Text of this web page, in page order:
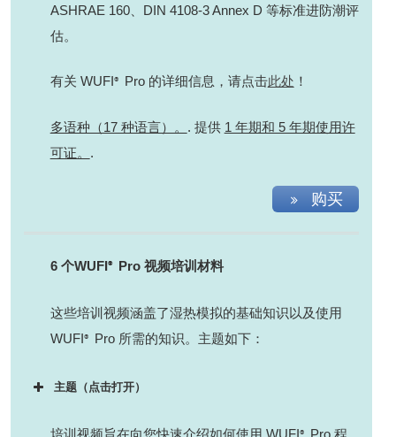
ASHRAE 160、DIN 4108-3 Annex D 等标准进防潮评
估。
有关 WUFI ® Pro 的详细信息，请点击此处 ！
多语种（17 种语言）。 . 提供 1 年期和 5 年期使用许
可证。 .
购买
6 个WUFI ® Pro 视频培训材料
这些培训视频涵盖了湿热模拟的基础知识以及使用
WUFI® Pro 所需的知识。主题如下：
主题（点击打开）
培训视频旨在向您快速介绍如何使用 WUFI Pro 程